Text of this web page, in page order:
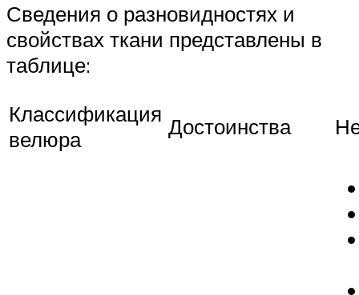
Сведения о разновидностях и
свойствах ткани представлены в
таблице:
Классификация
велюра
Достоинства